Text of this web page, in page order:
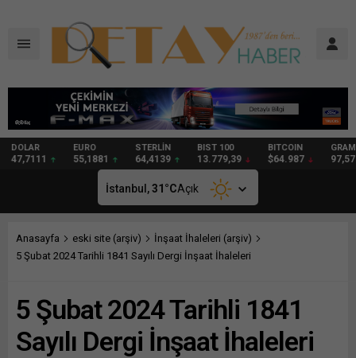
DOLAR
47,7111
EURO
55,1881
STERLİN
64,4139
BIST 100
13.779,39
BITCOIN
$64.987 97,57
İstanbul,31 °CAçık
Anasayfa eski site (arşiv)
İnşaat İhaleleri (arşiv)
5 Şubat 2024 Tarihli 1841 Sayılı Dergi İnşaat İhaleleri
5 Şubat 2024 Tarihli 1841
Sayılı Dergi İnşaat İhaleleri